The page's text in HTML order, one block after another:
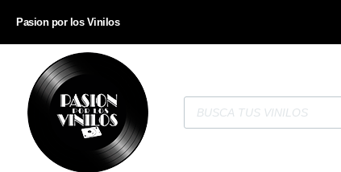
Pasion por los Vinilos